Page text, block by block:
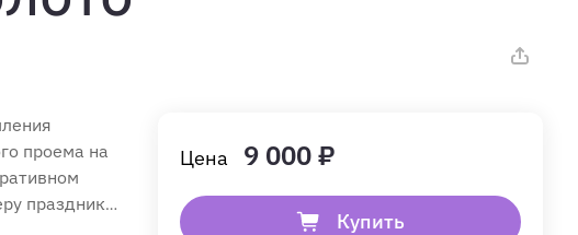
проема на
праздника
9 000 ₽
Купить